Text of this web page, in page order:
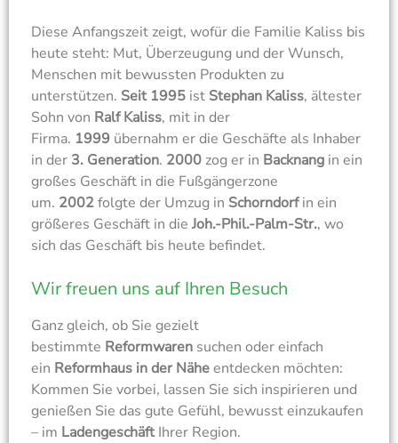
Diese Anfangszeit zeigt, wofür die Familie Kaliss bis
heute steht: Mut, Überzeugung und der Wunsch,
Menschen mit bewussten Produkten zu
unterstützen. Seit 1995 ist Stephan Kaliss, ältester
Sohn von Ralf Kaliss, mit in der
Firma. 1999 übernahm er die Geschäfte als Inhaber
in der 3. Generation. 2000 zog er in Backnang in ein
großes Geschäft in die Fußgängerzone
um. 2002folgte der Umzug in Schorndorfin ein
größeres Geschäft in die Joh.-Phil.-Palm-Str., wo
sich das Geschäft bis heute befindet.
Wir freuen uns auf Ihren Besuch
Ganz gleich, ob Sie gezielt
bestimmte Reformwaren suchen oder einfach
ein Reformhaus in der Näheentdecken möchten:
Kommen Sie vorbei, lassen Sie sich inspirieren und
genießen Sie das gute Gefühl, bewusst einzukaufen
– im LadengeschäftIhrer Region.